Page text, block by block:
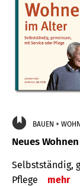
BAUEN +
Neues
Selbstständig,
Pflege
mehr